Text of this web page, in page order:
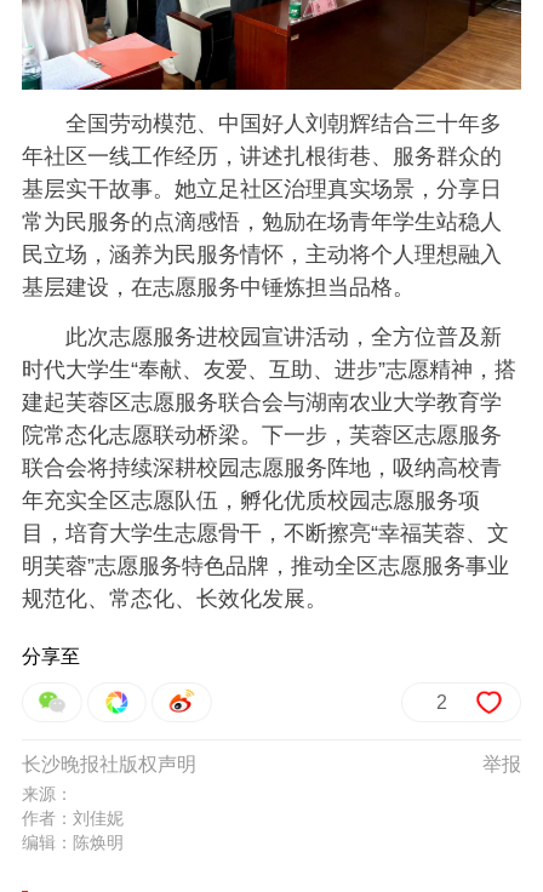
全国劳动模范、中国好人刘朝辉结合三十年多
年社区一线工作经历，讲述扎根街巷、服务群众的
基层实干故事。她立足社区治理真实场景，分享日
常为民服务的点滴感悟，勉励在场青年学生站稳人
民立场，涵养为民服务情怀，主动将个人理想融入
基层建设，在志愿服务中锤炼担当品格。
此次志愿服务进校园宣讲活动，全方位普及新
时代大学生“奉献、友爱、互助、进步”志愿精神，搭
建起芙蓉区志愿服务联合会与湖南农业大学教育学
院常态化志愿联动桥梁。下一步，芙蓉区志愿服务
联合会将持续深耕校园志愿服务阵地，吸纳高校青
年充实全区志愿队伍，孵化优质校园志愿服务项
目，培育大学生志愿骨干，不断擦亮“幸福芙蓉、文
明芙蓉”志愿服务特色品牌，推动全区志愿服务事业
规范化、常态化、长效化发展。
分享至
2
举报
长沙晚报社版权声明
来源：
作者：刘佳妮
编辑：陈焕明